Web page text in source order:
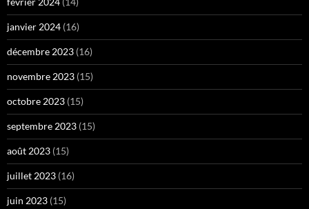
janvier 2024 (16)
décembre 2023 (16)
novembre 2023 (15)
octobre 2023 (15)
septembre 2023 (15)
août 2023 (15)
juillet 2023 (16)
juin 2023 (15)